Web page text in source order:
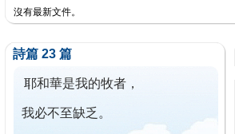
沒有最新文件。
詩篇 23 篇
耶和華是我的牧者，
我必不至缺乏。
今已篩檢出1700位乳癌患者,提醒您定